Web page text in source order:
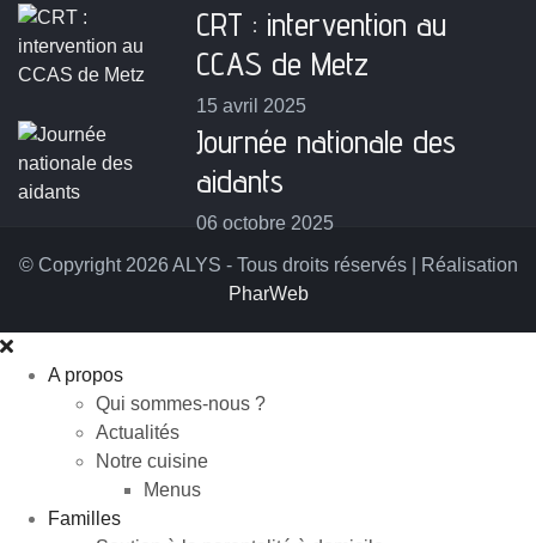
CRT : intervention au
CCAS de Metz
15 avril 2025
Journée nationale des
aidants
06 octobre 2025
© Copyright 2026 ALYS - Tous droits réservés | Réalisation
PharWeb
A propos
Qui sommes-nous ?
Actualités
Notre cuisine
Menus
Familles